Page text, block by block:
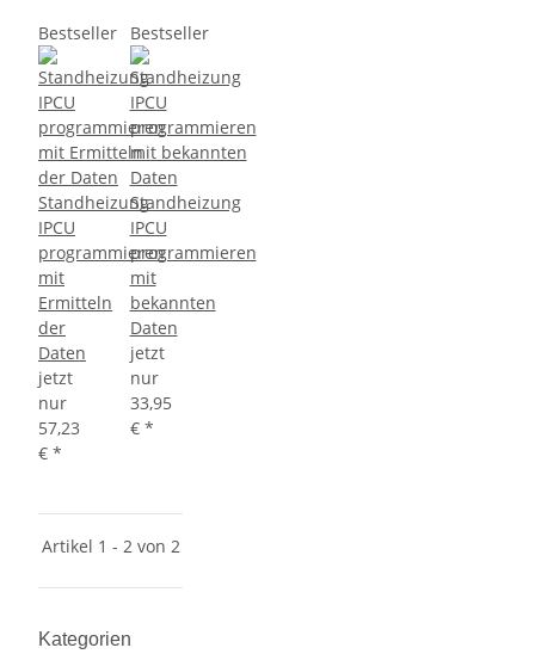
Bestseller
Standheizung
IPCU
programmieren
mit
Ermitteln
der
Daten
jetzt
nur
57,23
€ *
Bestseller
Standheizung
IPCU
programmieren
mit
bekannten
Daten
jetzt
nur
33,95
€ *
Artikel 1 - 2 von 2
Kategorien